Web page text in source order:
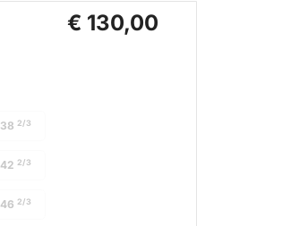
38 2/3
42 2/3
46 2/3
€ 130,00